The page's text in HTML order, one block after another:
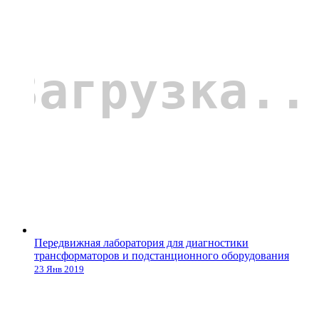
Передвижная лаборатория для диагностики
трансформаторов и подстанционного оборудования
23 Янв 2019